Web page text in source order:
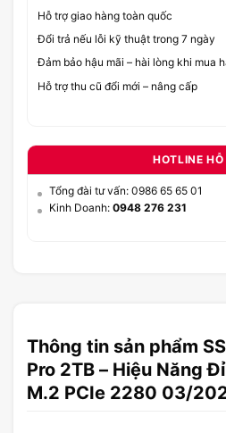
Hỗ trợ giao hàng toàn quốc
Đổi trả nếu lỗi kỹ thuật trong 7 ngày
Đảm bảo hậu mãi – hài lòng khi mua
Hỗ trợ thu cũ đổi mới – nâng cấp
HOTLINE HỖ
Tổng đài tư vấn: 0986 65 65 01
Kinh Doanh: 0948 276 231
Thông tin sản phẩm
Pro 2TB – Hiệu Năng
M.2 PCIe 2280 03/